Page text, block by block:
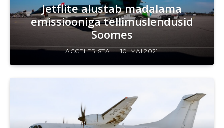
Jetflite alustab madalama
emissiooniga tellimuslendusid
Soomes
ACCELERISTA 10. MAI 2021